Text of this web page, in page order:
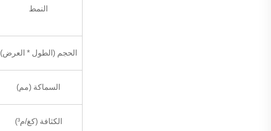
النمط
الحجم (الطول * العرض)
السماكة (مم)
الكثافة (كغ/م³)